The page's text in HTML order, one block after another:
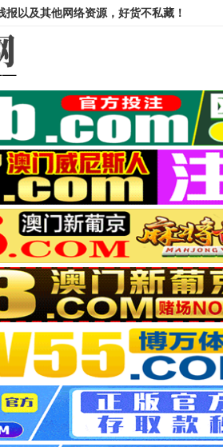
以及其他网络资源，好货不私藏！